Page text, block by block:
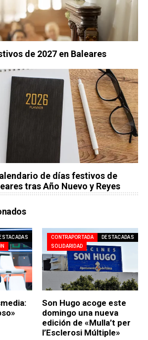
de 2027 en Baleares
de días festivos de
tras Año Nuevo y Reyes
CONTRAPORTADA
DESTACADAS
SOLIDARIDAD
Son Hugo acoge este
domingo una nueva
edición de «Mulla’t per
l’Esclerosi Múltiple»